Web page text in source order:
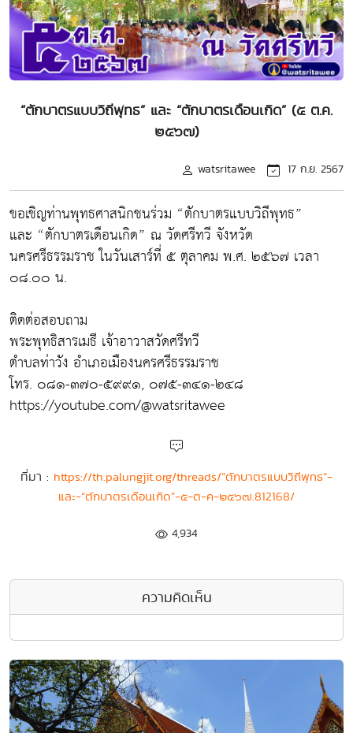
“ตักบาตรแบบวิถีพุทธ” และ “ตักบาตรเดือนเกิด” (๕ ต.ค.
๒๕๖๗)
watsritawee 17 ก.ย. 2567
ขอเชิญท่านพุทธศาสนิกชนร่วม “ตักบาตรแบบวิถีพุทธ”
และ “ตักบาตรเดือนเกิด” ณ วัดศรีทวี จังหวัด
นครศรีธรรมราช ในวันเสาร์ที่ ๕ ตุลาคม พ.ศ. ๒๕๖๗ เวลา
๐๘.๐๐ น.
ติดต่อสอบถาม
พระพุทธิสารเมธี เจ้าอาวาสวัดศรีทวี
ตำบลท่าวัง อำเภอเมืองนครศรีธรรมราช
โทร. ๐๘๑-๓๗๐-๕๙๙๑, ๐๗๕-๓๔๑-๒๔๘
https://youtube.com/@watsritawee
ที่มา : https://th.palungjit.org/threads/“ตักบาตรแบบวิถีพุทธ”-
และ-“ตักบาตรเดือนเกิด”-๕-ต-ค-๒๕๖๗.812168/
4,934
ความคิดเห็น